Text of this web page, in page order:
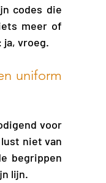
codes die
meer of
ja, vroeg.
uniform
voor
niet van
begrippen
lijn.